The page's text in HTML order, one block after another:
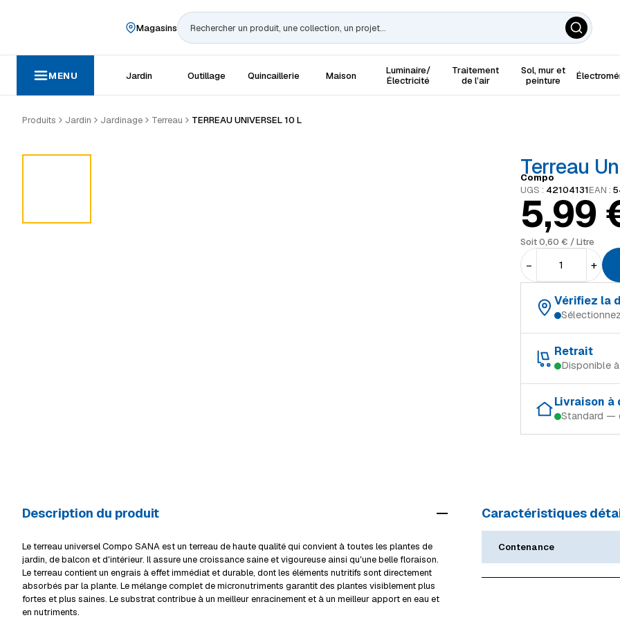
Magasins Rechercher
MENU Jardin Outillage Quincaillerie Maison
Luminaire/
Électricité
Traitement
de l’air
Sol, mur et
peinture
Produits Jardin Jardinage Terreau TERREAU UNIVERSEL 10 L
Terreau
Compo
UGS : 42104131EAN :
5,99
Soit0,60 € / Litre
− +
Vérifiez la
Schifflange
Ingeldorf
Alzingen
Retrait
Disponible à
Schifflange
Voir tous les
Livraison à
Standard —
Livraison volumineux
Détails livraison &
Description du produit
Le terreau universel Compo SANA est un terreau de haute qualité qui convient à toutes les plantes de
jardin, de balcon et d'intérieur. Il assure une croissance saine et vigoureuse ainsi qu'une belle floraison.
Le terreau contient un engrais à effet immédiat et durable, dont les éléments nutritifs sont directement
absorbés par la plante. Le mélange complet de micronutriments garantit des plantes visiblement plus
fortes et plus saines. Le substrat contribue à un meilleur enracinement et à un meilleur apport en eau et
en nutriments.
Caractéristiques
Contenance